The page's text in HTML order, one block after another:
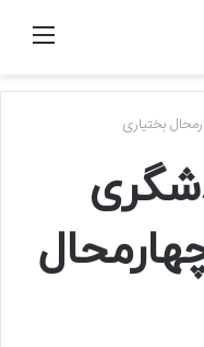
منو
بختیاری